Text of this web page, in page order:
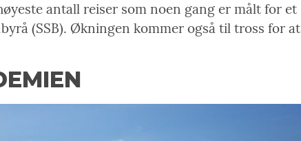
antall reiser som noen gang er målt for et
(SSB). Økningen kommer også til tross for at